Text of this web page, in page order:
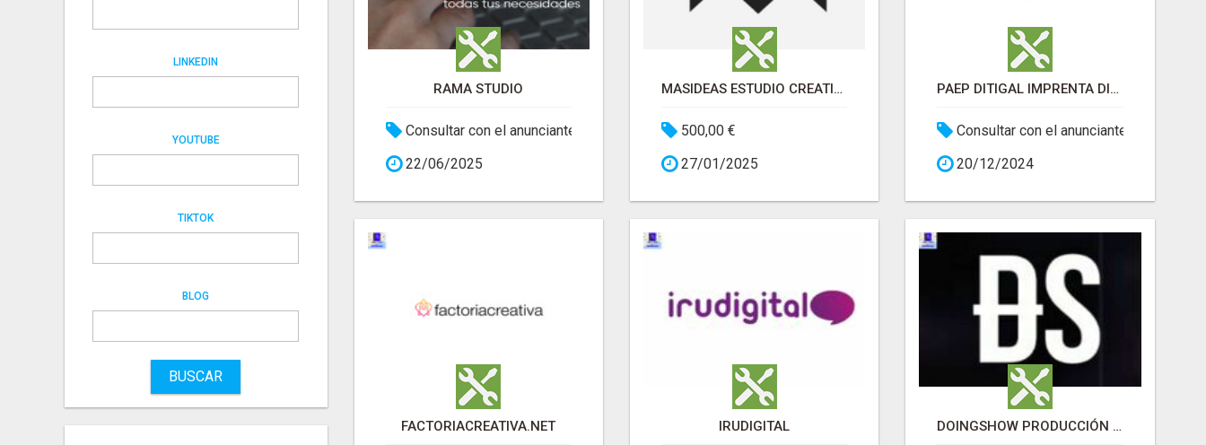
LINKEDIN
YOUTUBE
TIKTOK
BLOG
BUSCAR
RAMA STUDIO
Consultar con el anunciante
22/06/2025
MASIDEAS ESTUDIO CREATIVO
500,00 €
27/01/2025
PAEP DITIGAL IMPRENTA DIGITAL
Consultar con el anunciante
20/12/2024
FACTORIACREATIVA.NET IRUDIGITAL DOINGSHOW PRODUCCIÓN AUDIOVISUAL